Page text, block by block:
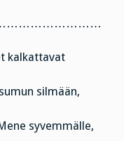
kalkattavat
silmään,
syvemmälle,